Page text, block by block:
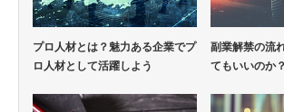
プロ人材とは？魅力ある企業でプ
ロ人材として活躍しよう
副業解禁の流
てもいいのか？